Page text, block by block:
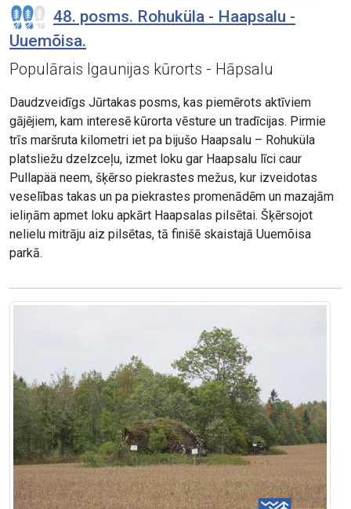
48. posms. Rohuküla - Haapsalu -
Uuemõisa.
Populārais Igaunijas kūrorts - Hāpsalu
Daudzveidīgs Jūrtakas posms, kas piemērots aktīviem
gājējiem, kam interesē kūrorta vēsture un tradīcijas. Pirmie
trīs maršruta kilometri iet pa bijušo Haapsalu – Rohuküla
platsliežu dzelzceļu, izmet loku gar Haapsalu līci caur
Pullapää neem, šķērso piekrastes mežus, kur izveidotas
veselības takas un pa piekrastes promenādēm un mazajām
ieliņām apmet loku apkārt Haapsalas pilsētai. Šķērsojot
nelielu mitrāju aiz pilsētas, tā finišē skaistajā Uuemõisa
parkā.